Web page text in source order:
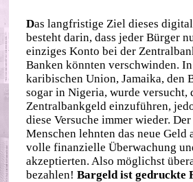
Das langfristige Ziel dieses
besteht darin, dass jeder Bürger
einziges Konto bei der
Banken könnten verschwinden.
karibischen Union, Jamaika, den
sogar in Nigeria, wurde versucht,
Zentralbankgeld einzuführen,
diese Versuche immer wieder.
Menschen lehnten das neue Geld
volle finanzielle Überwachung
akzeptierten. Also möglichst
bezahlen!Bargeld ist gedruckte